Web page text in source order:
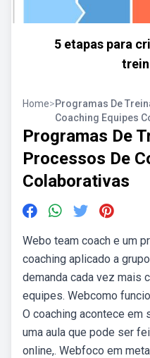
5 etapas para
Home>Programas De
Coaching Equipes
Programas De
Processos De
Colaborativas
Webo team coach e um
coaching aplicado a
demanda cada vez mais
equipes. Webcomo
O coaching acontece
uma aula que pode ser
online,. Webfoco em